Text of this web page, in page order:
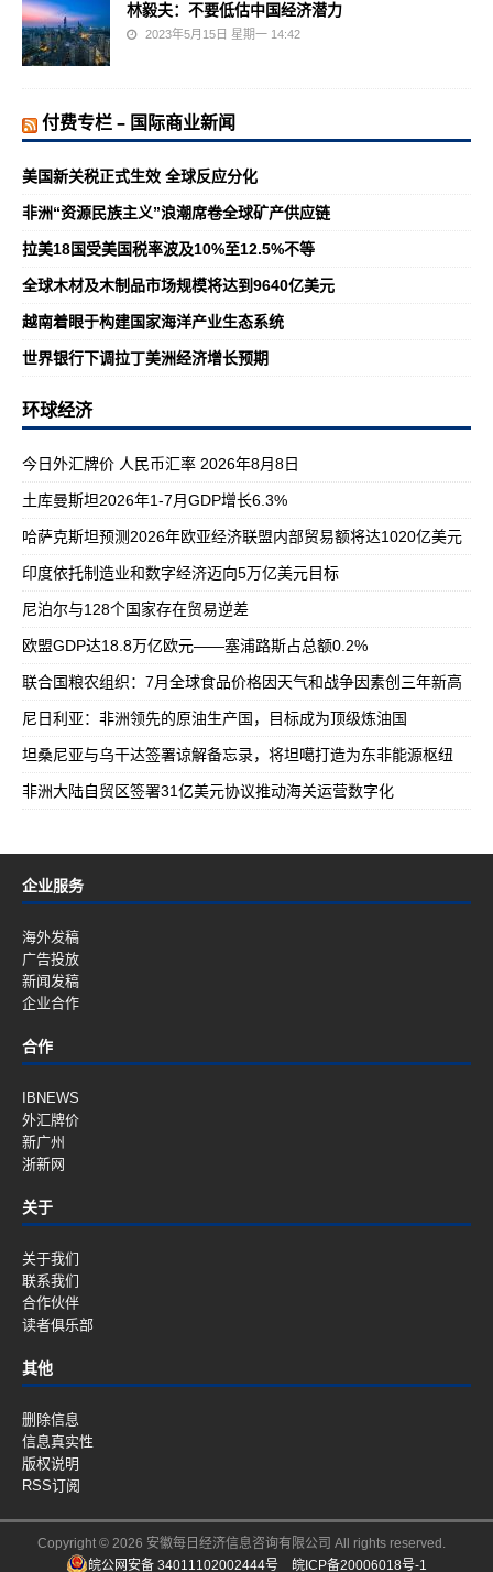
林毅夫：不要低估中国经济潜力
2023年5月15日 星期一 14:42
付费专栏 – 国际商业新闻
美国新关税正式生效 全球反应分化
非洲“资源民族主义”浪潮席卷全球矿产供应链
拉美18国受美国税率波及10%至12.5%不等
全球木材及木制品市场规模将达到9640亿美元
越南着眼于构建国家海洋产业生态系统
世界银行下调拉丁美洲经济增长预期
环球经济
今日外汇牌价 人民币汇率 2026年8月8日
土库曼斯坦2026年1-7月GDP增长6.3%
哈萨克斯坦预测2026年欧亚经济联盟内部贸易额将达1020亿美元
印度依托制造业和数字经济迈向5万亿美元目标
尼泊尔与128个国家存在贸易逆差
欧盟GDP达18.8万亿欧元——塞浦路斯占总额0.2%
联合国粮农组织：7月全球食品价格因天气和战争因素创三年新高
尼日利亚：非洲领先的原油生产国，目标成为顶级炼油国
坦桑尼亚与乌干达签署谅解备忘录，将坦噶打造为东非能源枢纽
非洲大陆自贸区签署31亿美元协议推动海关运营数字化
企业服务
海外发稿
广告投放
新闻发稿
企业合作
合作
IBNEWS
外汇牌价
新广州
浙新网
关于
关于我们
联系我们
合作伙伴
读者俱乐部
其他
删除信息
信息真实性
版权说明
RSS订阅
Copyright © 2026 安徽每日经济信息咨询有限公司 All rights reserved.
皖公网安备 34011102002444号
皖ICP备20006018号-1